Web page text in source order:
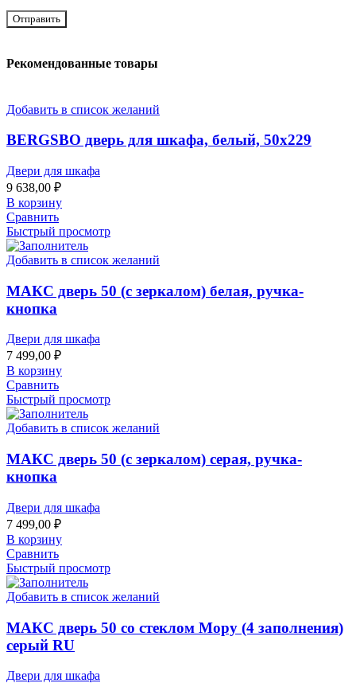
Рекомендованные товары
Добавить в список желаний
BERGSBO дверь для шкафа, белый, 50х229
Двери для шкафа
9 638,00 ₽
В корзину
Сравнить
Быстрый просмотр
Добавить в список желаний
МАКС дверь 50 (с зеркалом) белая, ручка-
кнопка
Двери для шкафа
7 499,00 ₽
В корзину
Сравнить
Быстрый просмотр
Добавить в список желаний
МАКС дверь 50 (с зеркалом) серая, ручка-
кнопка
Двери для шкафа
7 499,00 ₽
В корзину
Сравнить
Быстрый просмотр
Добавить в список желаний
МАКС дверь 50 со стеклом Мору (4 заполнения)
серый RU
Двери для шкафа